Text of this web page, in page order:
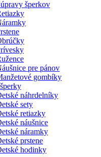
šperkov
pre pánov
gombíky
náhrdelníky
sety
retiazky
náušnice
náramky
prstene
hodinky